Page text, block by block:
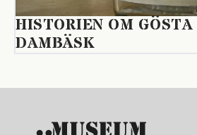
HISTORIEN OM GÖSTA
DAMBÄSK